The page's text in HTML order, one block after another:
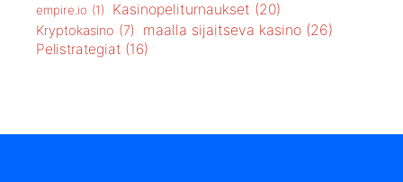
empire.io (1) Kasinopeliturnaukset (20)
Kryptokasino (7) maalla sijaitseva kasino (26)
Pelistrategiat (16)